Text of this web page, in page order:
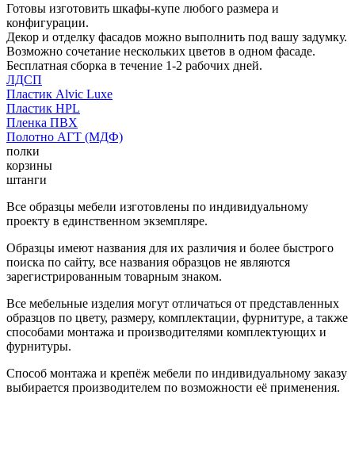
Готовы изготовить шкафы-купе любого размера и
конфигурации.
Декор и отделку фасадов можно выполнить под вашу задумку.
Возможно сочетание нескольких цветов в одном фасаде.
Бесплатная сборка в течение 1-2 рабочих дней.
ЛДСП
Пластик Alvic Luxe
Пластик HPL
Пленка ПВХ
Полотно АГТ (МДФ)
полки
корзины
штанги
Все образцы мебели изготовлены по индивидуальному
проекту в единственном экземпляре.
Образцы имеют названия для их различия и более быстрого
поиска по сайту, все названия образцов не являются
зарегистрированным товарным знаком.
Все мебельные изделия могут отличаться от представленных
образцов по цвету, размеру, комплектации, фурнитуре, а также
способами монтажа и производителями комплектующих и
фурнитуры.
Способ монтажа и крепёж мебели по индивидуальному заказу
выбирается производителем по возможности её применения.